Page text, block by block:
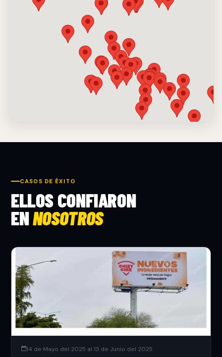
CASOS DE ÉXITO
ELLOS CONFIARON
ENNOSOTROS
14 de Mayo del 2025 al 13 de Junio del 2025